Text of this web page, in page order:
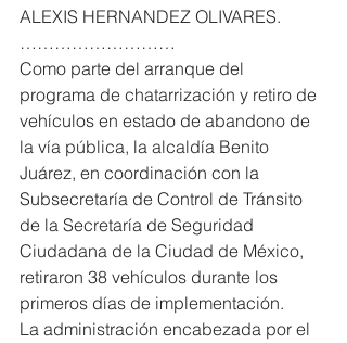
ALEXIS HERNANDEZ OLIVARES.
………………………
Como parte del arranque del
programa de chatarrización y retiro de
vehículos en estado de abandono de
la vía pública, la alcaldía Benito
Juárez, en coordinación con la
Subsecretaría de Control de Tránsito
de la Secretaría de Seguridad
Ciudadana de la Ciudad de México,
retiraron 38 vehículos durante los
primeros días de implementación.
La administración encabezada por el